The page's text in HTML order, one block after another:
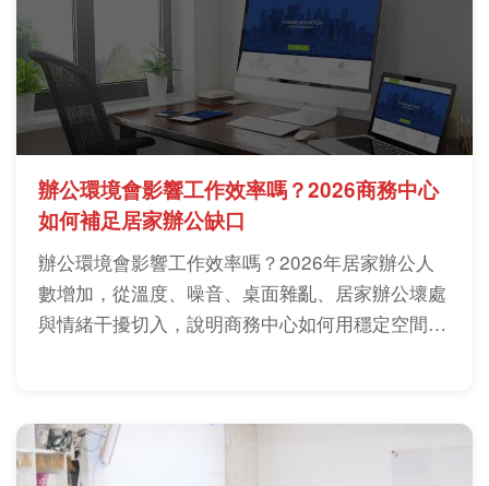
辦公環境會影響工作效率嗎？2026商務中心
如何補足居家辦公缺口
辦公環境會影響工作效率嗎？2026年居家辦公人
數增加，從溫度、噪音、桌面雜亂、居家辦公壞處
與情緒干擾切入，說明商務中心如何用穩定空間、